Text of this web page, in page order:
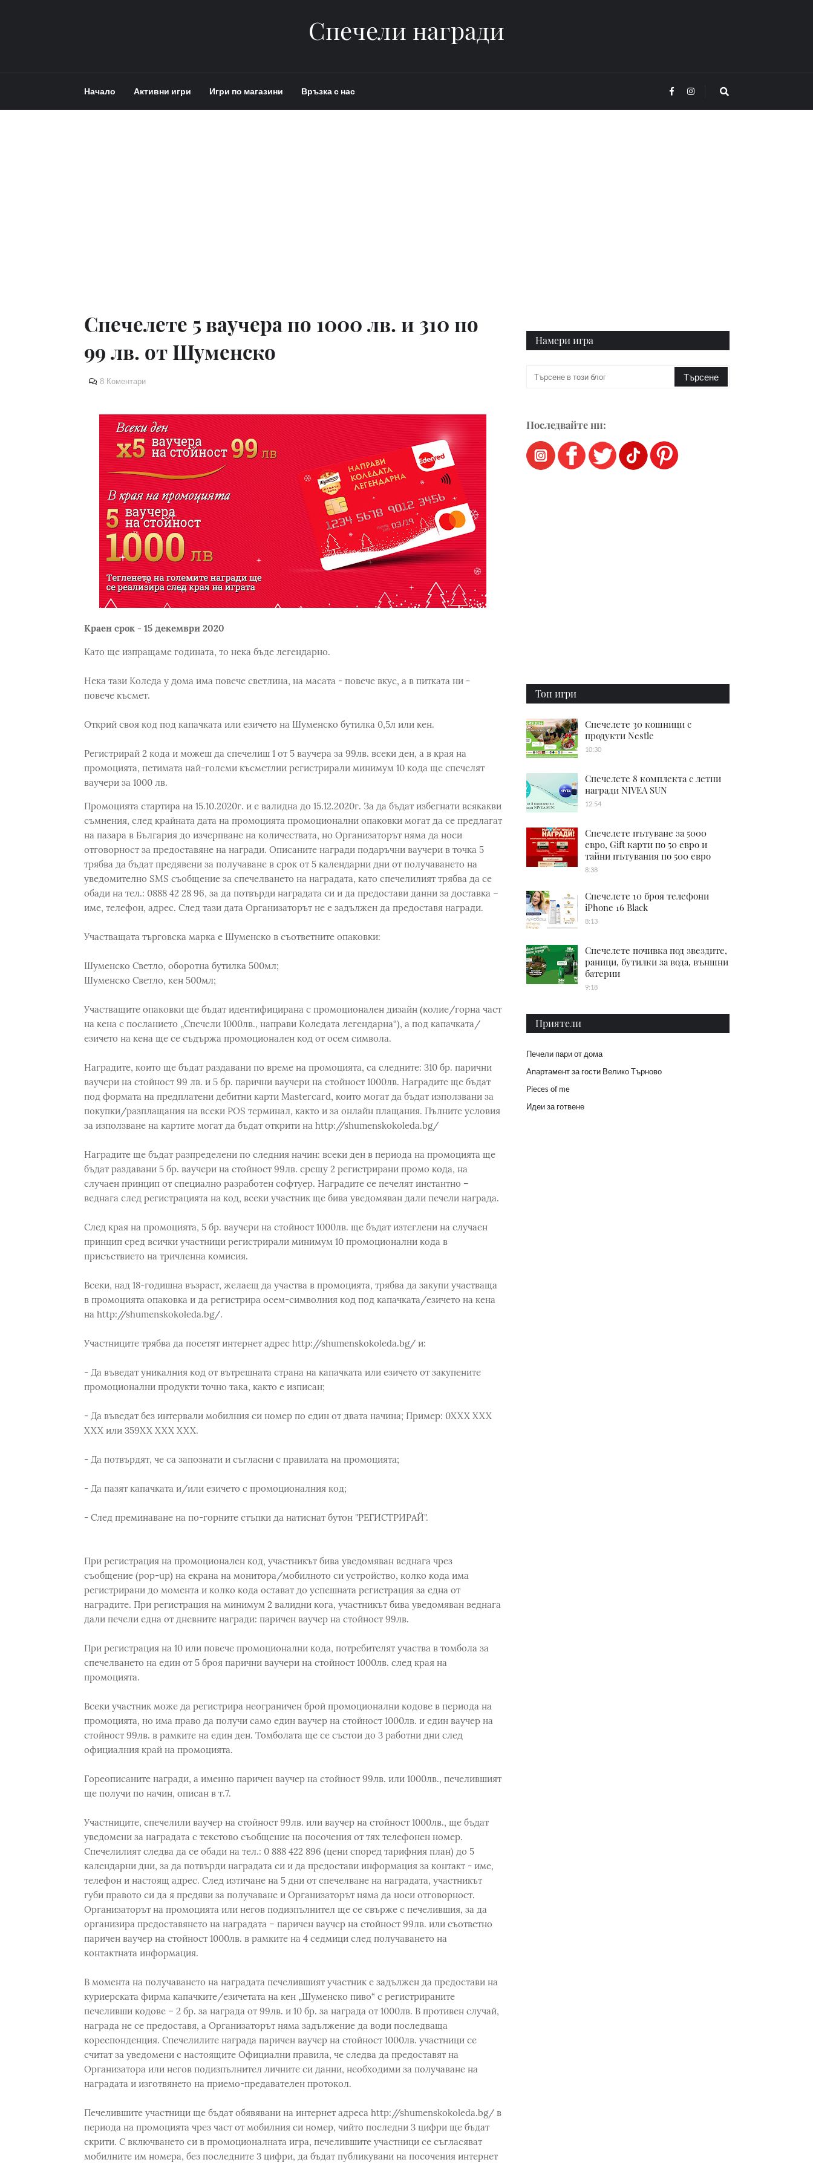
Спечели награди
Начало Активни игри Игри по магазини Връзка с нас
Спечелете 5 ваучера по 1000 лв. и 310 по
99 лв. от Шуменско
8 Коментари
Краен срок - 15 декември 2020
Като ще изпращаме годината, то нека бъде легендарно.
Нека тази Коледа у дома има повече светлина, на масата - повече вкус, а в питката ни -
повече късмет.
Открий своя код под капачката или езичето на Шуменско бутилка 0,5л или кен.
Регистрирай 2 кода и можеш да спечелиш 1 от 5 ваучера за 99лв. всеки ден, а в края на
промоцията, петимата най-големи късметлии регистрирали минимум 10 кода ще спечелят
ваучери за 1000 лв.
Промоцията стартира на 15.10.2020г. и e валидна до 15.12.2020г. За да бъдат избегнати всякакви
съмнения, след крайната дата на промоцията промоционални опаковки могат да се предлагат
на пазара в България до изчерпване на количествата, но Организаторът няма да носи
отговорност за предоставяне на награди. Описаните награди подаръчни ваучери в точка 5
трябва да бъдат предявени за получаване в срок от 5 календарни дни от получаването на
уведомително SMS съобщение за спечелването на наградата, като спечелилият трябва да се
обади на тел.: 0888 42 28 96, за да потвърди наградата си и да предостави данни за доставка –
име, телефон, адрес. След тази дата Организаторът не е задължен да предоставя награди.
Участващата търговска марка е Шуменско в съответните опаковки:
Шуменско Светло, оборотна бутилка 500мл;
Шуменско Светло, кен 500мл;
Участващите опаковки ще бъдат идентифицирана с промоционален дизайн (колие/горна част
на кена с посланието „Спечели 1000лв., направи Коледата легендарна“), а под капачката/
езичето на кена ще се съдържа промоционален код от осем символа.
Наградите, които ще бъдат раздавани по време на промоцията, са следните: 310 бр. парични
ваучери на стойност 99 лв. и 5 бр. парични ваучери на стойност 1000лв. Наградите ще бъдат
под формата на предплатени дебитни карти Mastercard, които могат да бъдат използвани за
покупки/разплащания на всеки POS терминал, както и за онлайн плащания. Пълните условия
за използване на картите могат да бъдат открити на http://shumenskokoleda.bg/
Наградите ще бъдат разпределени по следния начин: всеки ден в периода на промоцията ще
бъдат раздавани 5 бр. ваучери на стойност 99лв. срещу 2 регистрирани промо кода, на
случаен принцип от специално разработен софтуер. Наградите се печелят инстантно –
веднага след регистрацията на код, всеки участник ще бива уведомяван дали печели награда.
След края на промоцията, 5 бр. ваучери на стойност 1000лв. ще бъдат изтеглени на случаен
принцип сред всички участници регистрирали минимум 10 промоционални кода в
присъствието на тричленна комисия.
Всеки, над 18-годишна възраст, желаещ да участва в промоцията, трябва да закупи участваща
в промоцията опаковка и да регистрира осем-символния код под капачката/езичето на кена
на http://shumenskokoleda.bg/.
Участниците трябва да посетят интернет адрес http://shumenskokoleda.bg/ и:
- Да въведат уникалния код от вътрешната страна на капачката или езичето от закупените
промоционални продукти точно така, както е изписан;
- Да въведат без интервали мобилния си номер по един от двата начина; Пример: 0XXX XXX
XXX или 359XX XXX XXX.
- Да потвърдят, че са запознати и съгласни с правилата на промоцията;
- Да пазят капачката и/или езичето с промоционалния код;
- След преминаване на по-горните стъпки да натиснат бутон "РЕГИСТРИРАЙ".
При регистрация на промоционален код, участникът бива уведомяван веднага чрез
съобщение (pop-up) на екрана на монитора/мобилното си устройство, колко кода има
регистрирани до момента и колко кода остават до успешната регистрация за една от
наградите. При регистрация на минимум 2 валидни кога, участникът бива уведомяван веднага
дали печели една от дневните награди: паричен ваучер на стойност 99лв.
При регистрация на 10 или повече промоционални кода, потребителят участва в томбола за
спечелването на един от 5 броя парични ваучери на стойност 1000лв. след края на
промоцията.
Всеки участник може да регистрира неограничен брой промоционални кодове в периода на
промоцията, но има право да получи само един ваучер на стойност 1000лв. и един ваучер на
стойност 99лв. в рамките на един ден. Томболата ще се състои до 3 работни дни след
официалния край на промоцията.
Гореописаните награди, а именно паричен ваучер на стойност 99лв. или 1000лв., печелившият
ще получи по начин, описан в т.7.
Участниците, спечелили ваучер на стойност 99лв. или ваучер на стойност 1000лв., ще бъдат
уведомени за наградата с текстово съобщение на посочения от тях телефонен номер.
Спечелилият следва да се обади на тел.: 0 888 422 896 (цени според тарифния план) до 5
календарни дни, за да потвърди наградата си и да предостави информация за контакт - име,
телефон и настоящ адрес. След изтичане на 5 дни от спечелване на наградата, участникът
губи правото си да я предяви за получаване и Организаторът няма да носи отговорност.
Организаторът на промоцията или негов подизпълнител ще се свърже с печелившия, за да
организира предоставянето на наградата – паричен ваучер на стойност 99лв. или съответно
паричен ваучер на стойност 1000лв. в рамките на 4 седмици след получаването на
контактната информация.
В момента на получаването на наградата печелившият участник е задължен да предостави на
куриерската фирма капачките/езичетата на кен „Шуменско пиво“ с регистрираните
печеливши кодове – 2 бр. за награда от 99лв. и 10 бр. за награда от 1000лв. В противен случай,
награда не се предоставя, а Организаторът няма задължение да води последваща
кореспондeнция. Спечелилите награда паричен ваучер на стойност 1000лв. участници се
считат за уведомени с настоящите Официални правила, че следва да предоставят на
Организатора или негов подизпълнител личните си данни, необходими за получаване на
наградата и изготвянето на приемо-предавателен протокол.
Печелившите участници ще бъдат обявявани на интернет адреса http://shumenskokoleda.bg/ в
периода на промоцията чрез част от мобилния си номер, чийто последни 3 цифри ще бъдат
скрити. С включването си в промоционалната игра, печелившите участници се съгласяват
мобилните им номера, без последните 3 цифри, да бъдат публикувани на посочения интернет
Намери игра
Последвайте ни:
Топ игри
Спечелете 30 кошници с
продукти Nestle
10:30
Спечелете 8 комплекта с летни
награди NIVEA SUN
12:54
Спечелете пътуване за 5000
евро, Gift карти по 50 евро и
тайни пътувания по 500 евро
8:38
Спечелете 10 броя телефони
iPhone 16 Black
8:13
Спечелете почивка под звездите,
раници, бутилки за вода, външни
батерии
9:18
Приятели
Печели пари от дома
Апартамент за гости Велико Търново
Pieces of me
Идеи за готвене